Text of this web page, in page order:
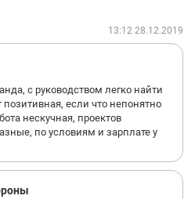
13:12 28.12.2019
с руководством легко найти
если что непонятно
нескучная, проектов
по условиям и зарплате у